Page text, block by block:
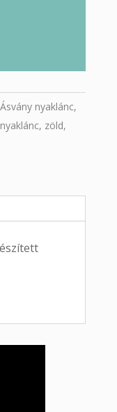
Ásvány nyaklánc,
nyaklánc, zöld,